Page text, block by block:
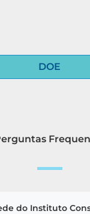
DOE
do Instituto